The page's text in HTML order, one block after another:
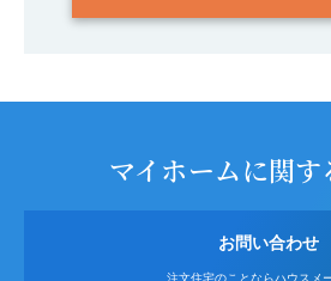
マイホームに関す
お問い合わせ
注文住宅のことならハウスメ